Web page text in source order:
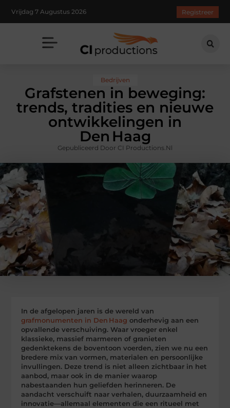
Vrijdag 7 Augustus 2026 Registreer
Bedrijven
Grafstenen in beweging:
trends, tradities en nieuwe
ontwikkelingen in
Den Haag
Gepubliceerd Door CI Productions.nl
In de afgelopen jaren is de wereld van
grafmonumenten in Den Haag onderhevig aan een
opvallende verschuiving. Waar vroeger enkel
klassieke, massief marmeren of granieten
gedenktekens de boventoon voerden, zien we nu een
bredere mix van vormen, materialen en persoonlijke
invullingen. Deze trend is niet alleen zichtbaar in het
aanbod, maar ook in de manier waarop
nabestaanden hun geliefden herinneren. De
aandacht verschuift naar verhalen, duurzaamheid en
innovatie—allemaal elementen die een ritueel met